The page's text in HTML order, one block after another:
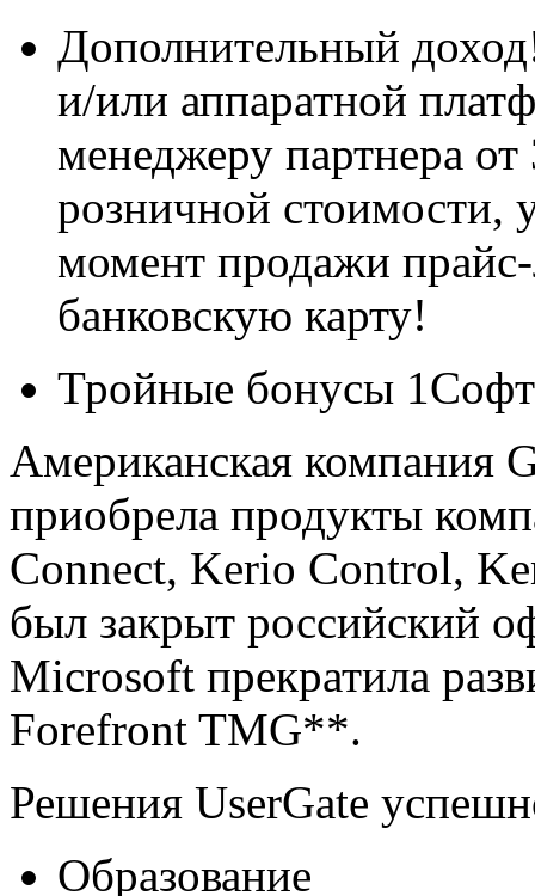
Дополнительный
и/или аппаратной
менеджеру партнера
розничной стоимости,
момент продажи
банковскую карту!
Тройные бонусы
Американская компания
приобрела продукты
Connect, Kerio Control,
был закрыт российский
Microsoft прекратила
Forefront TMG**.
Решения UserGate
Образование